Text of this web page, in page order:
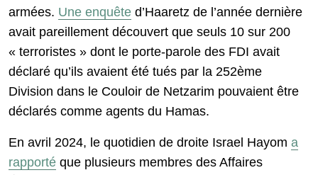
armées. Une enquête d’Haaretz de l’année dernière
avait pareillement découvert que seuls 10 sur 200
« terroristes » dont le porte-parole des FDI avait
déclaré qu’ils avaient été tués par la 252ème
Division dans le Couloir de Netzarim pouvaient être
déclarés comme agents du Hamas.
En avril 2024, le quotidien de droite Israel Hayom a
rapporté que plusieurs membres des Affaires